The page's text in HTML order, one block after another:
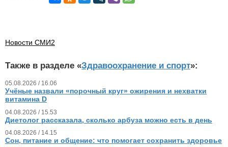
Новости СМИ2
Также в разделе «Здравоохранение и спорт»:
05.08.2026 / 16.06
Учёные назвали «порочный круг» ожирения и нехватки
витамина D
04.08.2026 / 15.53
Диетолог рассказала, сколько арбуза можно есть в день
04.08.2026 / 14.15
Сон, питание и общение: что помогает сохранить здоровье